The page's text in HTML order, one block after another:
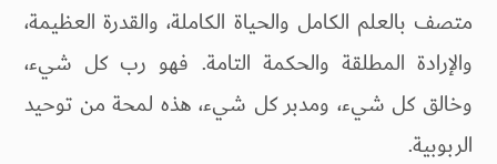
متصف بالعلم الكامل والحياة الكاملة، والقدرة العظيمة،
والإرادة المطلقة والحكمة التامة. فهو رب كل شيء،
وخالق كل شيء، ومدبر كل شيء، هذه لمحة من توحيد
الربوبية.